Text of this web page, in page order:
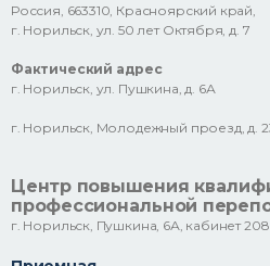
Россия, 663310, Красноярский край,
г. Норильск, ул. 50 лет Октября, д. 7
Фактический адрес
г. Норильск, ул. Пушкина, д. 6А
г. Норильск, Молодежный проезд, д.
Центр повышения
профессиональной
г. Норильск, Пушкина, 6А, кабинет 208